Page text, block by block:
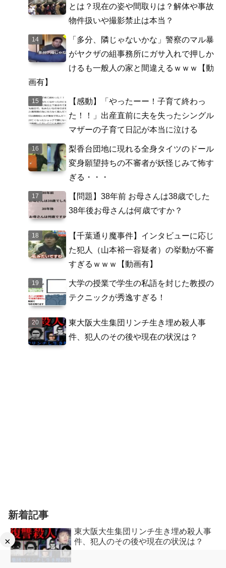
×
とは？現在の姿や間取りは？解体や事故
物件扱いや撮影禁止は本当？
「多分、隣じゃないかな」警察のマル暴
がヤクザの組事務所にガサ入れで押しか
けるも一般人の家と間違えるｗｗｗ【動
画有】
【感動】「やったーー！子育て終わっ
た！！」出産直前に夫を失ったシングル
マザーの子育て日記が本当に泣ける
梨香台団地に現れる全身タイツのドール
変身願望持ちの不審者が妖怪じみて怖す
ぎる・・・
【問題】38年前 お母さんは38歳でした
38年後お母さんは何歳ですか？
【千葉通り魔事件】インタビューに応じ
た犯人（山本裕一容疑者）の挙動が不審
すぎるｗｗｗ【動画有】
大学の授業で学生の私語を封じた教授の
テクニックが秀逸すぎる！
東大阪大生集団リンチ生き埋め殺人事
件、犯人のその後や現在の状況は？
新着記事
東大阪大生集団リンチ生き埋め殺人事
件、犯人のその後や現在の状況は？